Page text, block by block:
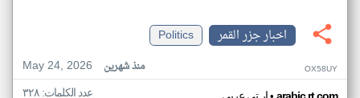
اخبار جزر القمر
Politics
May 24, 2026
منذ شهرين OX58UY
عدد الكلمات: ٣٢٨